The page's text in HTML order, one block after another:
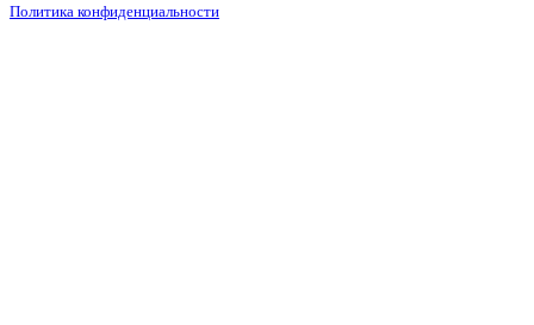
Политика конфиденциальности